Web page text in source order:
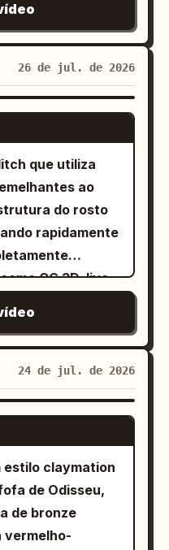
26 de jul. de 2026
SEEDANCE 2.0
que utiliza
ao
do rosto
rapidamente
CG 3D, live
de tela no
Conceito:
movimentos de
ritmo de 'pop!
de jump-cut
garota não
A tela inteira
CG 3D, live
anos 2000 e
24 de jul. de 2026
SEEDANCE 2.0
estilo claymation
de Odisseu,
de bronze
vermelho-